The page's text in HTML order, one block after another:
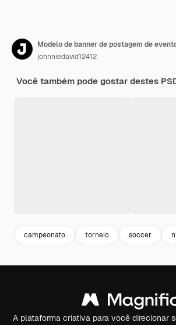
johnniedavid12412
Você também pode gostar destes
campeonato torneio soccer
A plataforma criativa para você direcionar